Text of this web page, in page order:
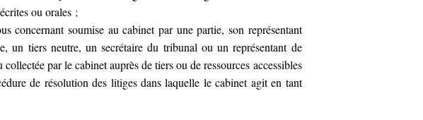
ou orales ;
concernant soumise au cabinet par une partie, son représentant
un tiers neutre, un secrétaire du tribunal ou un représentant de
par le cabinet auprès de tiers ou de ressources accessibles
de résolution des litiges dans laquelle le cabinet agit en tant